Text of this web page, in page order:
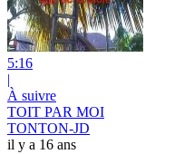
5:16
|
À suivre
TOIT PAR MOI
TONTON-JD
il y a 16 ans